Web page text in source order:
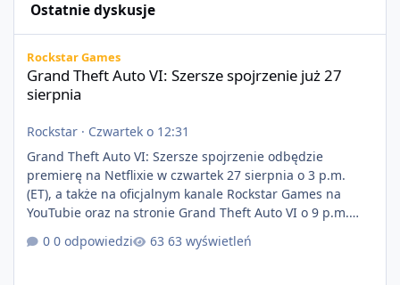
Ostatnie dyskusje
Rockstar Games
Grand Theft Auto VI: Szersze spojrzenie już 27
sierpnia
Rockstar · Czwartek o 12:31
Grand Theft Auto VI: Szersze spojrzenie odbędzie
premierę na Netflixie w czwartek 27 sierpnia o 3 p.m.
(ET), a także na oficjalnym kanale Rockstar Games na
YouTubie oraz na stronie Grand Theft Auto VI o 9 p.m.
(ET) 27 sierpnia. https://netflix.com/GTAVI Grand Theft
Auto VI będzie dostępne 19 listopada na PlayStation 5
0 odpowiedzi 63 wyświetleń